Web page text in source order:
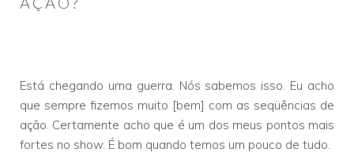
Está chegando uma guerra. Nós sabemos isso. Eu acho
que sempre fizemos muito [bem] com as seqüências de
ação. Certamente acho que é um dos meus pontos mais
fortes no show. É bom quando temos um pouco de tudo.